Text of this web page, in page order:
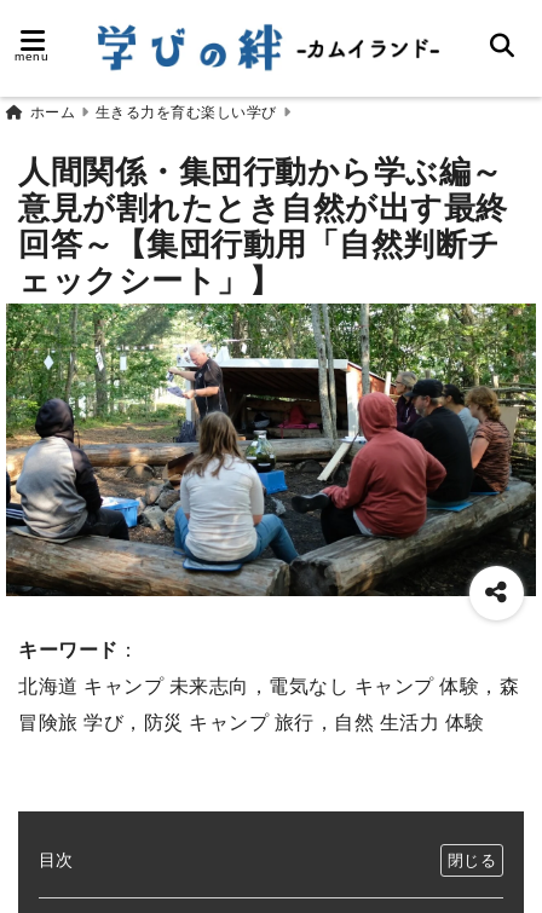
menu
ホーム 生きる力を育む楽しい学び
人間関係・集団行動から学ぶ編～
意見が割れたとき自然が出す最終
回答～【集団行動用「自然判断チ
ェックシート」】
キーワード ：
北海道 キャンプ 未来志向，電気なし キャンプ 体験，森
冒険旅 学び，防災 キャンプ 旅行，自然 生活力 体験
目次